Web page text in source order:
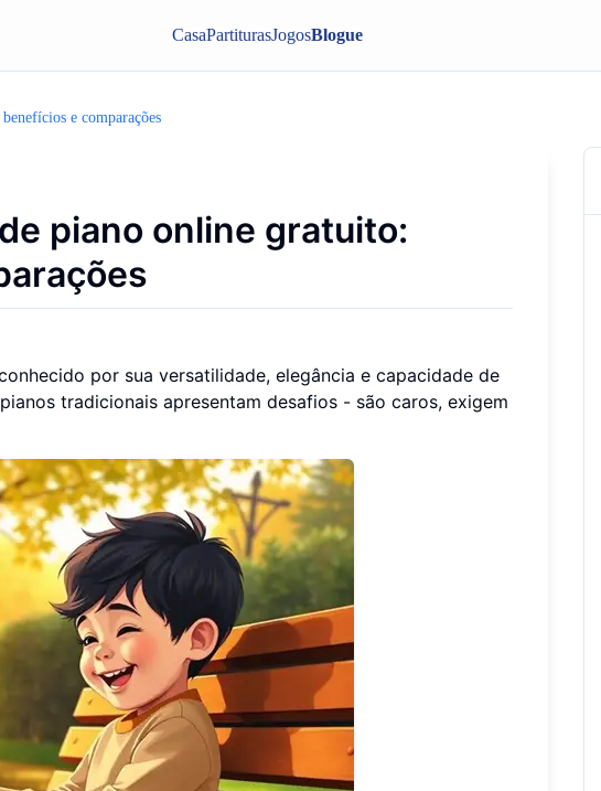
CasaPartiturasJogosBlogue
e comparações
piano online gratuito:
por sua versatilidade, elegância e capacidade de
tradicionais apresentam desafios - são caros, exigem